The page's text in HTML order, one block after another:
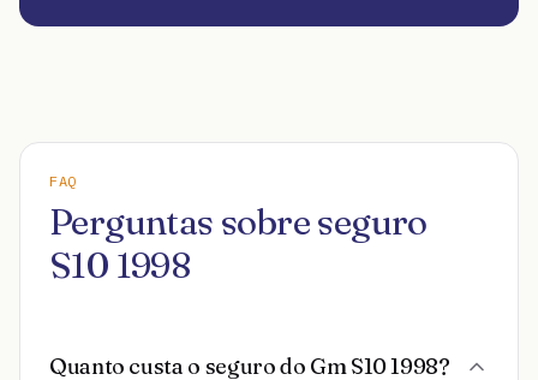
FAQ
Perguntas sobre seguro
S10 1998
Quanto custa o seguro do Gm S10 1998?